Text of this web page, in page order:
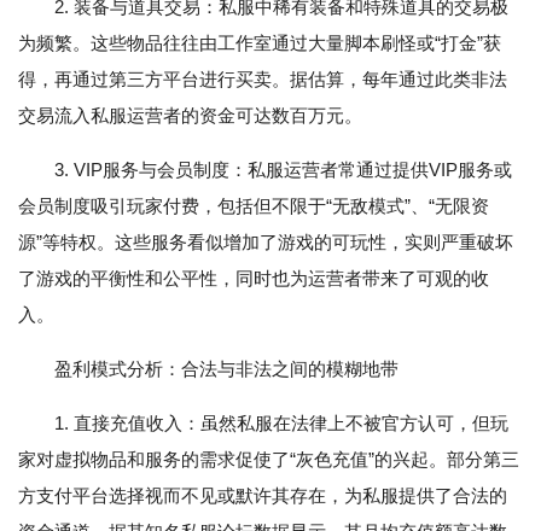
2. 装备与道具交易：私服中稀有装备和特殊道具的交易极
为频繁。这些物品往往由工作室通过大量脚本刷怪或“打金”获
得，再通过第三方平台进行买卖。据估算，每年通过此类非法
交易流入私服运营者的资金可达数百万元。
3. VIP服务与会员制度：私服运营者常通过提供VIP服务或
会员制度吸引玩家付费，包括但不限于“无敌模式”、“无限资
源”等特权。这些服务看似增加了游戏的可玩性，实则严重破坏
了游戏的平衡性和公平性，同时也为运营者带来了可观的收
入。
盈利模式分析：合法与非法之间的模糊地带
1. 直接充值收入：虽然私服在法律上不被官方认可，但玩
家对虚拟物品和服务的需求促使了“灰色充值”的兴起。部分第三
方支付平台选择视而不见或默许其存在，为私服提供了合法的